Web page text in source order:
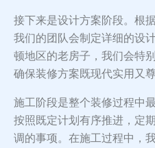
接下来是设计方案阶段。根
我们的团队会制定详细的设
顿地区的老房子，我们会特
确保装修方案既现代实用又
施工阶段是整个装修过程中
按照既定计划有序推进，定
调的事项。在施工过程中，